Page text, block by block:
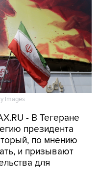
Images
- В Тегеране
президента
по мнению
и призывают
для